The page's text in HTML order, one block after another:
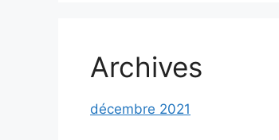
Archives
décembre 2021